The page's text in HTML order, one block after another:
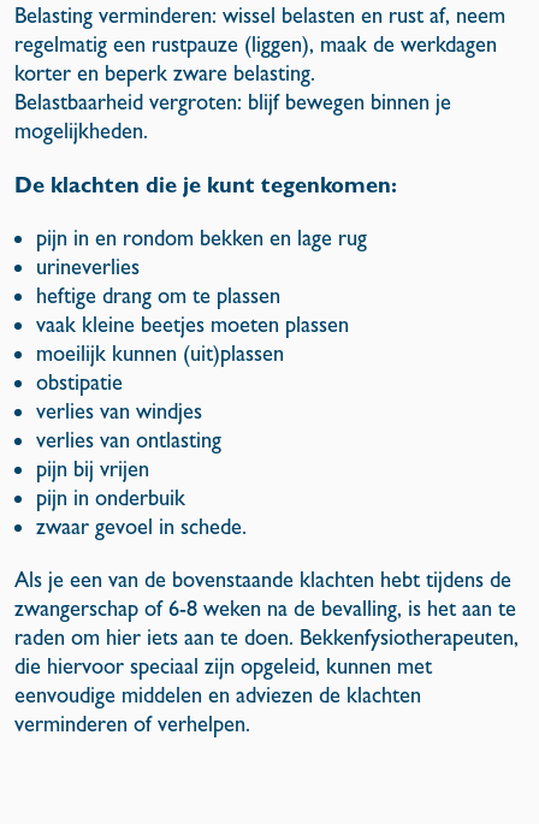
Belasting verminderen: wissel belasten en rust af, neem
regelmatig een rustpauze (liggen), maak de werkdagen
korter en beperk zware belasting.
Belastbaarheid vergroten: blijf bewegen binnen je
mogelijkheden.
De klachten die je kunt tegenkomen:
pijn in en rondom bekken en lage rug
urineverlies
heftige drang om te plassen
vaak kleine beetjes moeten plassen
moeilijk kunnen (uit)plassen
obstipatie
verlies van windjes
verlies van ontlasting
pijn bij vrijen
pijn in onderbuik
zwaar gevoel in schede.
Als je een van de bovenstaande klachten hebt tijdens de
zwangerschap of 6-8 weken na de bevalling, is het aan te
raden om hier iets aan te doen. Bekkenfysiotherapeuten,
die hiervoor speciaal zijn opgeleid, kunnen met
eenvoudige middelen en adviezen de klachten
verminderen of verhelpen.